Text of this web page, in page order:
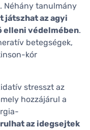
Néhány tanulmány
játszhat az agyi
elleni védelmében.
betegségek,
kór
stresszt az
hozzájárul a
az idegsejtek